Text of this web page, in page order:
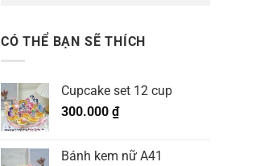
CÓ THỂ BẠN SẼ THÍCH
Cupcake set 12 cup
300.000 ₫
Bánh kem nữ A41